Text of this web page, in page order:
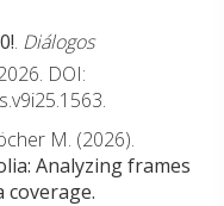
. Diálogos
DOI:
M. (2026).
Analyzing frames
coverage.